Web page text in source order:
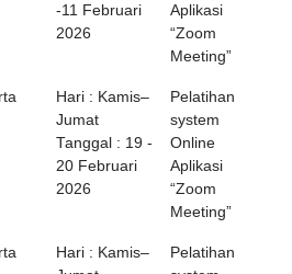
-11 Februari
2026
Aplikasi
“Zoom
Meeting”
Hari : Kamis–
Jumat
Tanggal : 19 -
20 Februari
2026
Pelatihan
system
Online
Aplikasi
“Zoom
Meeting”
Hari : Kamis–
Pelatihan